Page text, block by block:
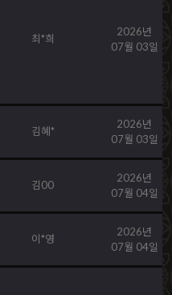
최*희
2026년
07월 03일
김혜*
2026년
07월 03일
김00
2026년
07월 04일
이*영
2026년
07월 04일